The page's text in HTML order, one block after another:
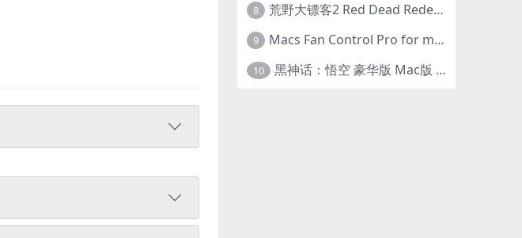
8 荒野大镖客2 Red Dead Redemption 2 for mac v1436.28｜中文移植版｜最好玩的开放世界游戏
9 Macs Fan Control Pro for mac v1.5.18｜中文破解版｜风扇监控与控制工具
10 黑神话：悟空 豪华版 Mac版 Black Myth: Wukong For Mac v1.0.21.23831｜国语中文移植版｜仅限终身VIP交流学习｜含Mac+Win版